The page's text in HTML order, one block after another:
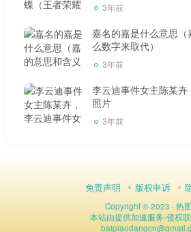
3年前
嘉名的嘉是什么意思
么数字来取代）
3年前
李云迪事件女主陈某
照片
3年前
免责声明 版权申诉
Copyright © 2023 ·热
本站由提供加速服务-侵权
baipiaodangcn@